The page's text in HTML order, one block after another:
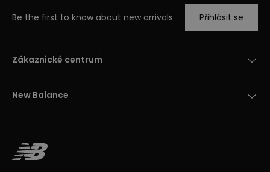
Be the first to know about new arrivals Přihlásit se
Zákaznické centrum
New Balance